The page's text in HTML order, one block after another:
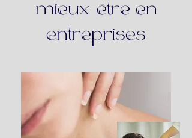
mieux-être en
entreprises